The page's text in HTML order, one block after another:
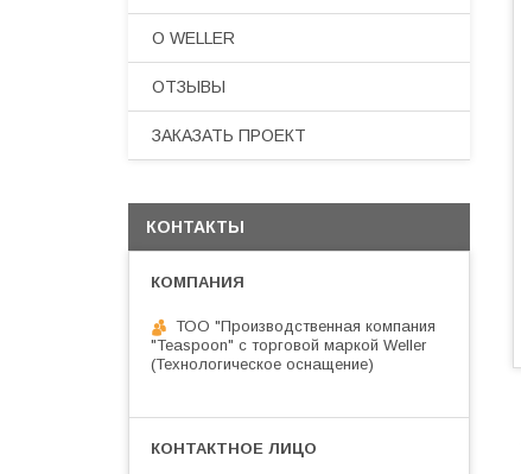
О WELLER
ОТЗЫВЫ
ЗАКАЗАТЬ ПРОЕКТ
КОНТАКТЫ
ТОО "Производственная компания
"Teaspoon" с торговой маркой Weller
(Технологическое оснащение)